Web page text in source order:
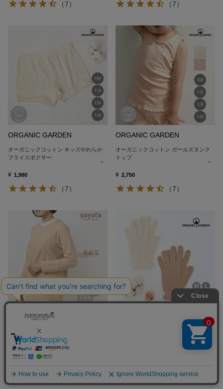
（7） （7）
ORGANIC GARDEN
オーガニックコットン キッズやわらか
フライスボクサー
¥ 1,980
（7）
ORGANIC GARDEN
オーガニックコットン ガールズタンク
トップ
¥ 2,750
（7）
ナユタ
オーガニックコットン 裏起毛トレーナ
13,200
（7）
オーガニックコットン ケア手袋